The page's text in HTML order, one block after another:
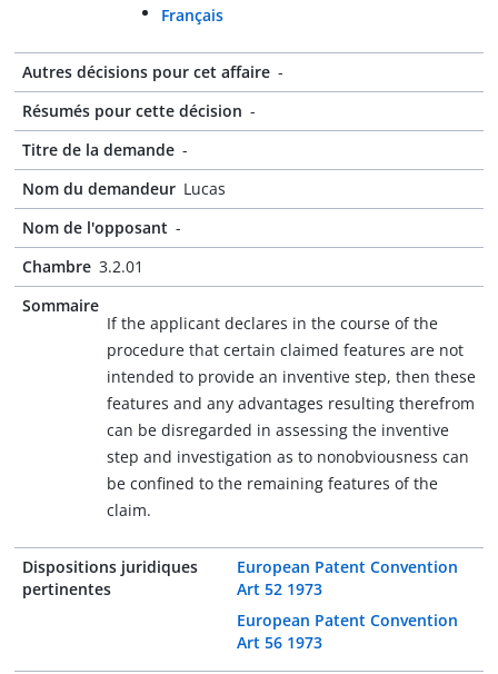
Français
Autres décisions pour cet affaire -
Résumés pour cette décision -
Titre de la demande -
Nom du demandeur Lucas
Nom de l'opposant -
Chambre 3.2.01
Sommaire
If the applicant declares in the course of the
procedure that certain claimed features are not
intended to provide an inventive step, then these
features and any advantages resulting therefrom
can be disregarded in assessing the inventive
step and investigation as to nonobviousness can
be confined to the remaining features of the
claim.
Dispositions juridiques
pertinentes
European Patent Convention
Art 52 1973
European Patent Convention
Art 56 1973